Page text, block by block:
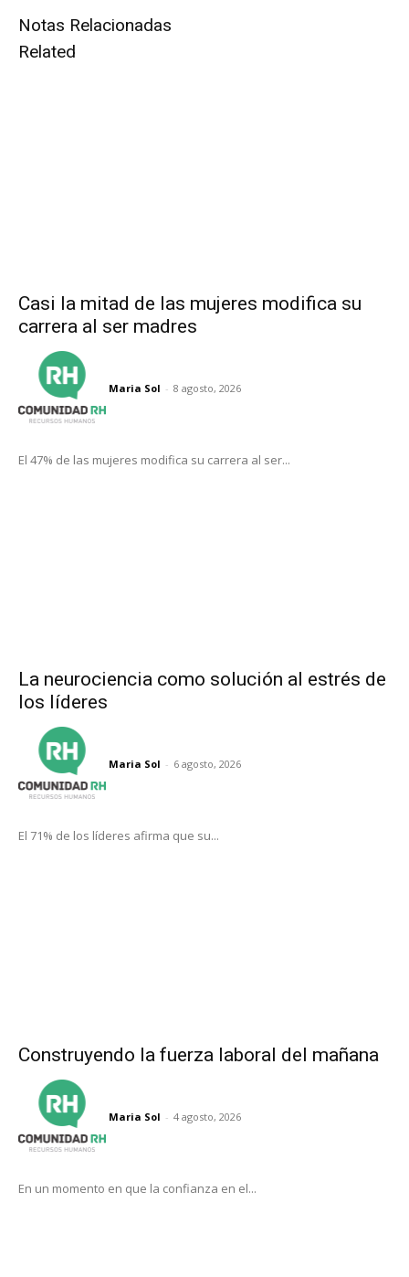
Notas Relacionadas
Related
Casi la mitad de las mujeres modifica su
carrera al ser madres
Maria Sol - 8 agosto, 2026
El 47% de las mujeres modifica su carrera al ser...
La neurociencia como solución al estrés de
los líderes
Maria Sol - 6 agosto, 2026
El 71% de los líderes afirma que su...
Construyendo la fuerza laboral del mañana
Maria Sol - 4 agosto, 2026
En un momento en que la confianza en el...